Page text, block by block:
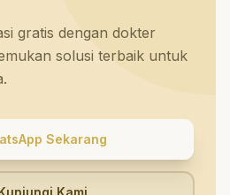
gratis dengan dokter
solusi terbaik untuk
Sekarang
Kami